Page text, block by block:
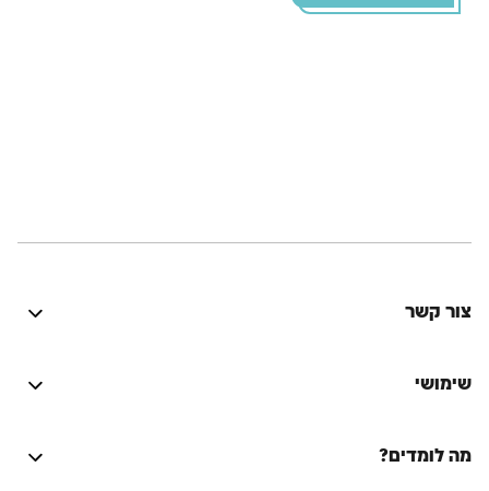
צור קשר
לשמוע!
שימושי
על הספר המסורת היהודית
מה לומדים?